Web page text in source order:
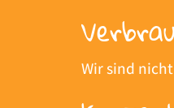
Wir sind